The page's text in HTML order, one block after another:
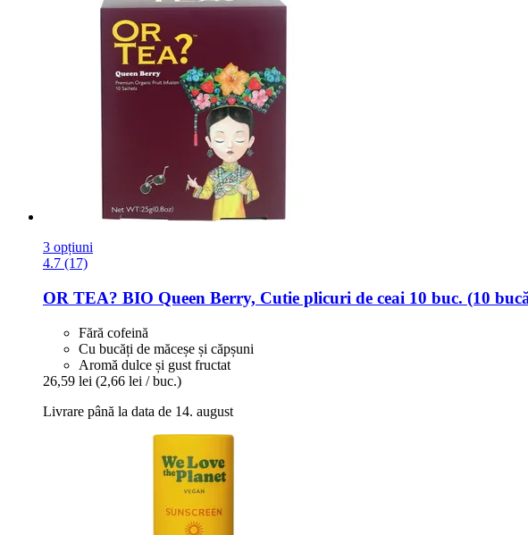
3 opțiuni
4.7 (17)
OR TEA? BIO Queen Berry, Cutie plicuri de ceai 10 buc. (10
Fără cofeină
Cu bucăți de măceșe și căpșuni
Aromă dulce și gust fructat
26,59 lei (2,66 lei / buc.)
Livrare până la data de 14. august